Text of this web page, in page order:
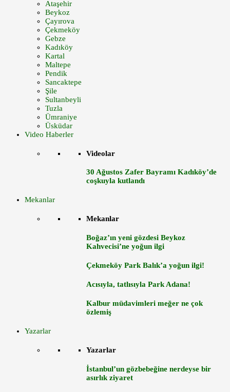
Ataşehir
Beykoz
Çayırova
Çekmeköy
Gebze
Kadıköy
Kartal
Maltepe
Pendik
Sancaktepe
Şile
Sultanbeyli
Tuzla
Ümraniye
Üsküdar
Video Haberler
Videolar
30 Ağustos Zafer Bayramı Kadıköy’de
coşkuyla kutlandı
Mekanlar
Mekanlar
Boğaz’ın yeni gözdesi Beykoz
Kahvecisi’ne yoğun ilgi
Çekmeköy Park Balık’a yoğun ilgi!
Acısıyla, tatlısıyla Park Adana!
Kalbur müdavimleri meğer ne çok
özlemiş
Yazarlar
Yazarlar
İstanbul’un gözbebeğine nerdeyse bir
asırlık ziyaret